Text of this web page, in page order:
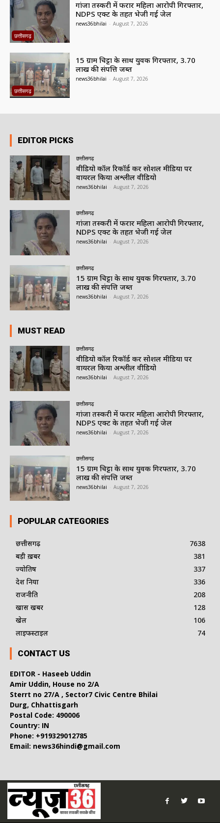
छत्तीसगढ़
गांजा तस्करी में फरार महिला आरोपी गिरफ्तार,
NDPS एक्ट के तहत भेजी गई जेल
news36bhilai - August 7, 2026
छत्तीसगढ़
15 ग्राम चिट्टा के साथ युवक गिरफ्तार, 3.70
लाख की संपत्ति जब्त
news36bhilai - August 7, 2026
EDITOR PICKS
छत्तीसगढ़
वीडियो कॉल रिकॉर्ड कर सोशल मीडिया पर
वायरल किया अश्लील वीडियो
news36bhilai August 7, 2026
छत्तीसगढ़
गांजा तस्करी में फरार महिला आरोपी गिरफ्तार,
NDPS एक्ट के तहत भेजी गई जेल
news36bhilai August 7, 2026
छत्तीसगढ़
15 ग्राम चिट्टा के साथ युवक गिरफ्तार, 3.70
लाख की संपत्ति जब्त
news36bhilai August 7, 2026
MUST READ
छत्तीसगढ़
वीडियो कॉल रिकॉर्ड कर सोशल मीडिया पर
वायरल किया अश्लील वीडियो
news36bhilai August 7, 2026
छत्तीसगढ़
गांजा तस्करी में फरार महिला आरोपी गिरफ्तार,
NDPS एक्ट के तहत भेजी गई जेल
news36bhilai August 7, 2026
छत्तीसगढ़
15 ग्राम चिट्टा के साथ युवक गिरफ्तार, 3.70
लाख की संपत्ति जब्त
news36bhilai August 7, 2026
POPULAR CATEGORIES
छत्तीसगढ़
7638
बड़ी ख़बर
381
ज्योतिष
337
देश दुनिया
336
राजनीति
208
खास खबर
128
खेल
106
लाइफस्टाइल
74
CONTACT US
EDITOR - Haseeb Uddin
Amir Uddin, House no 2/A
Sterrt no 27/A , Sector7 Civic Centre Bhilai
Durg, Chhattisgarh
Postal Code: 490006
Country: IN
Phone: +919329012785
Email: news36hindi@gmail.com